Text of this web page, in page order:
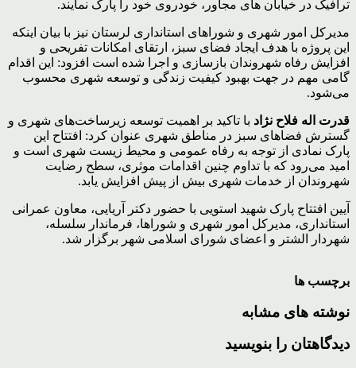
ترافیک در خیابان های مجاور، خودروی خود را پارک نمایند.
مدیرکل امور شهری و شوراهای استانداری لرستان نیز با بیان اینکه
این پروژه با هدف ایجاد فضای سبز، ارتقای امکانات تفریحی و
افزایش رفاه شهروندان بازسازی و اجرا شده است افزود: این اقدام
گامی مهم در جهت بهبود کیفیت زندگی و توسعه شهری محسوب
می‌شود.
قدرت اله فلاح نژاد با تاکید بر اهمیت توسعه زیرساخت‌های شهری و
گسترش فضاهای سبز در مناطق شهری عنوان کرد: افتتاح این
پارک نمادی از توجه به رفاه عمومی و محیط زیست شهری است و
امید می‌رود که با تداوم چنین اقدامات موثری، سطح رضایت
شهروندان از خدمات شهری بیش از پیش افزایش یابد.
آیین افتتاح پارک شهید استویی با حضور دکتر آریایی، معاون عمرانی
استانداری، مدیرکل امور شهری و شوراها، فرماندار سلسله،
شهردار الشتر و اعضای شورای اسلامی شهر برگزار شد.
برچسب ها
نوشته های مشابه
دیدگاهتان را بنویسید